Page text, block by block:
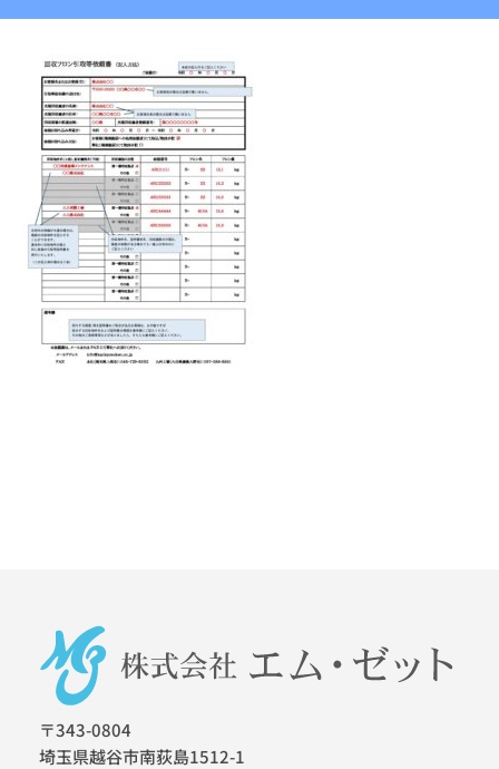
〒343-0804
埼玉県越谷市南荻島1512-1